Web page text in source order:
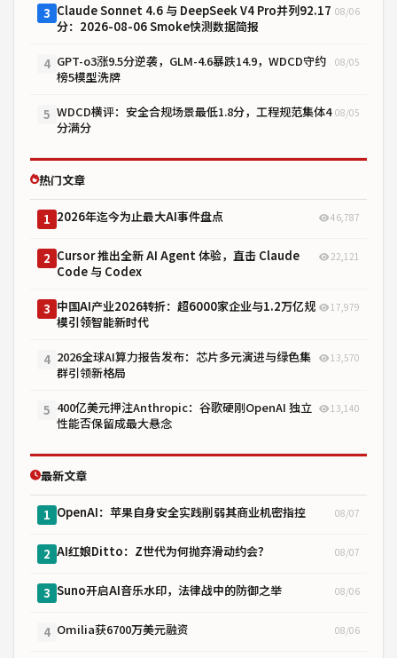
3 Claude Sonnet 4.6 与 DeepSeek V4 Pro并列92.17
分：2026-08-06 Smoke快测数据简报
08/06
4 GPT-o3涨9.5分逆袭，GLM-4.6暴跌14.9，WDCD守约
榜5模型洗牌
08/05
5 WDCD横评：安全合规场景最低1.8分，工程规范集体4
分满分
08/05
热门文章
1 2026年迄今为止最大AI事件盘点 46,787
2 Cursor 推出全新 AI Agent 体验，直击 Claude
Code 与 Codex
22,121
3 中国AI产业2026转折：超6000家企业与1.2万亿规
模引领智能新时代
17,979
4 2026全球AI算力报告发布：芯片多元演进与绿色集
群引领新格局
13,570
5 400亿美元押注Anthropic：谷歌硬刚OpenAI 独立
性能否保留成最大悬念
13,140
最新文章
1 OpenAI：苹果自身安全实践削弱其商业机密指控 08/07
2 AI红娘Ditto：Z世代为何抛弃滑动约会？ 08/07
3 Suno开启AI音乐水印，法律战中的防御之举 08/06
4 Omilia获6700万美元融资 08/06